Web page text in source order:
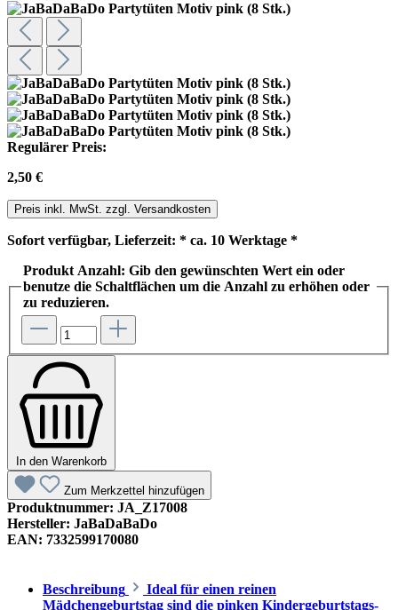
Regulärer Preis:
2,50 €
Preis inkl. MwSt. zzgl. Versandkosten
Sofort verfügbar, Lieferzeit: * ca. 10 Werktage *
Produkt Anzahl: Gib den gewünschten Wert ein oder
benutze die Schaltflächen um die Anzahl zu erhöhen oder
zu reduzieren.
In den Warenkorb
Zum Merkzettel hinzufügen
Produktnummer: JA_Z17008
Hersteller: JaBaDaBaDo
EAN: 7332599170080
Beschreibung
Ideal für einen reinen
Mädchengeburtstag sind die pinken Kindergeburtstags-